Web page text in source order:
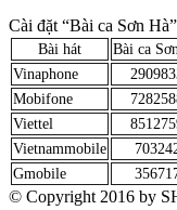
Cài đặt “Bài ca Sơn
Bài hát Bài ca
Vinaphone
Mobifone
Viettel
Vietnammobile
Gmobile
© Copyright 2016 by